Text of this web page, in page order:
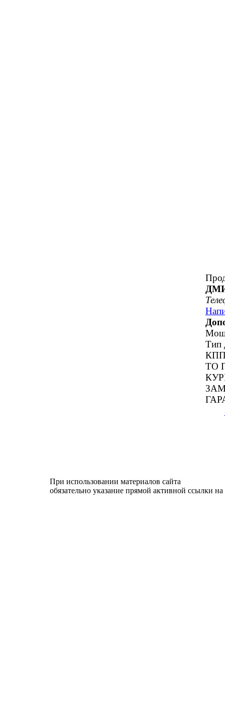
Тип
КПП
ТО
При использовании материалов сайта
обязательно указание прямой активной ссылки на